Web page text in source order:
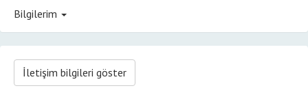
Bilgilerim
İletişim bilgileri göster